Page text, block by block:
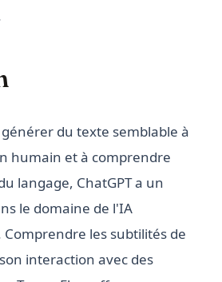
du texte semblable à
humain et à comprendre
langage, ChatGPT a un
le domaine de l'IA
les subtilités de
interaction avec des